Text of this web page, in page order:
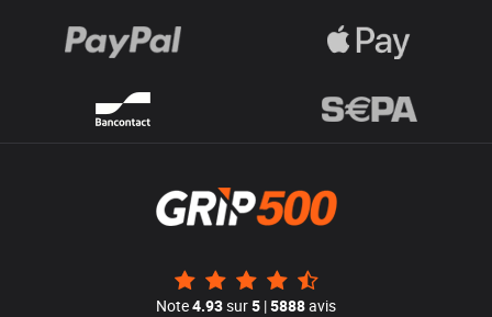
Note4.93sur5 |5888avis